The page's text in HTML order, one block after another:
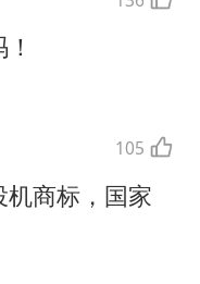
105
商标，国家